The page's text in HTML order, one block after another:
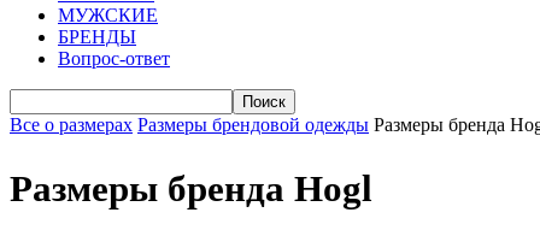
МУЖСКИЕ
БРЕНДЫ
Вопрос-ответ
Все о размерах Размеры брендовой одежды Размеры бренда
Размеры бренда Hogl